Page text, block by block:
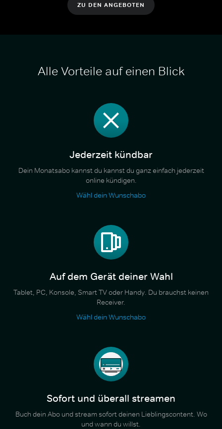
ZU DEN ANGEBOTEN
Alle Vorteile auf einen Blick
Jederzeit kündbar
Dein Monatsabo kannst du kannst du ganz einfach jederzeit
online kündigen.
Wähl dein Wunschabo
Auf dem Gerät deiner Wahl
Tablet, PC, Konsole, Smart TV oder Handy. Du brauchst keinen
Receiver.
Wähl dein Wunschabo
Sofort und überall streamen
Buch dein Abo und stream sofort deinen Lieblingscontent. Wo
und wann du willst.